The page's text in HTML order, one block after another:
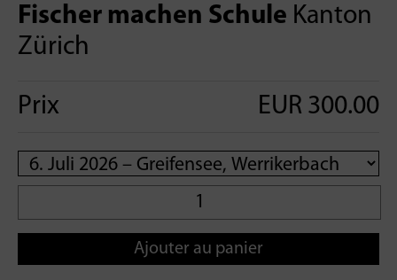
Fischer machen Schule Kanton
Zürich
Prix EUR 300.00
Ajouter au panier